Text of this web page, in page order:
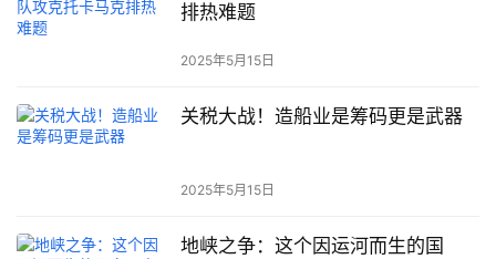
排热难题
2025年5月15日
关税大战！造船业是筹码更是武器
2025年5月15日
地峡之争：这个因运河而生的国